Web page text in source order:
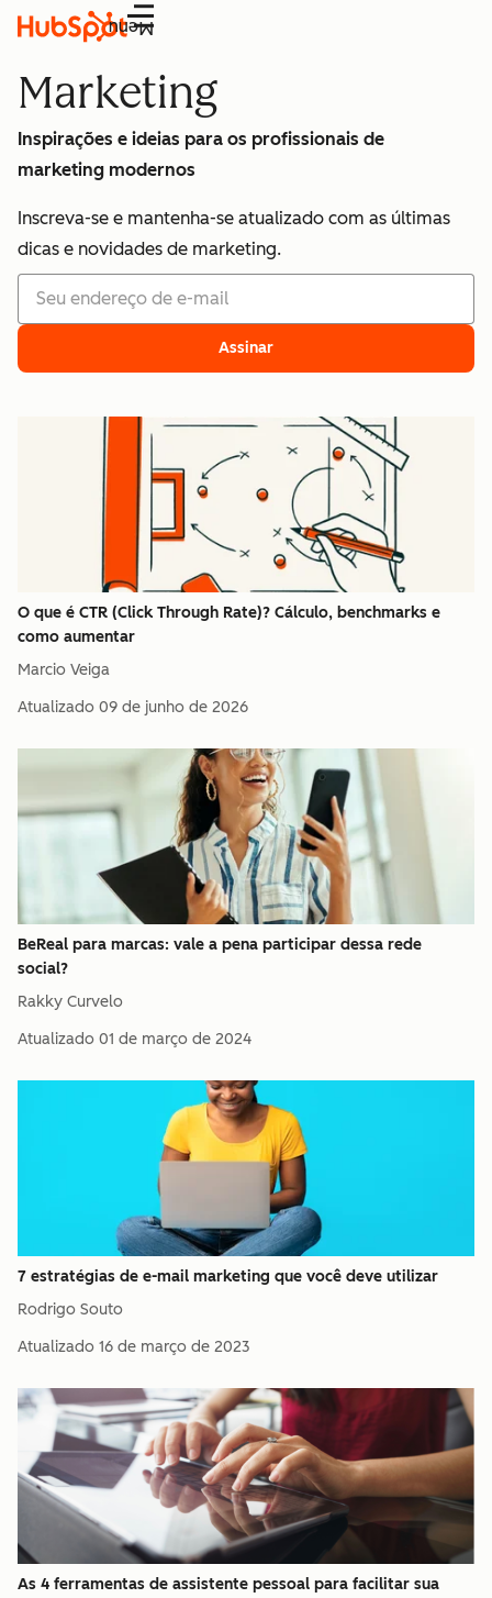
Menu
Marketing
Inspirações e ideias para os profissionais de
marketing modernos
Inscreva-se e mantenha-se atualizado com as últimas
dicas e novidades de marketing.
Assinar
O que é CTR (Click Through Rate)? Cálculo, benchmarks e
como aumentar
Marcio Veiga
Atualizado 09 de junho de 2026
BeReal para marcas: vale a pena participar dessa rede
social?
Rakky Curvelo
Atualizado 01 de março de 2024
7 estratégias de e-mail marketing que você deve utilizar
Rodrigo Souto
Atualizado 16 de março de 2023
As 4 ferramentas de assistente pessoal para facilitar sua